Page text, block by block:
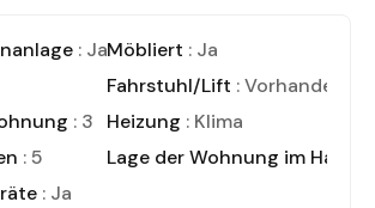
: JaMöbliert : Ja
Fahrstuhl/Lift : Vorhanden
: 3 Heizung : Klima
: 5 Lage der Wohnung im Haus
: Ja